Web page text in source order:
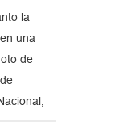
la
una
de